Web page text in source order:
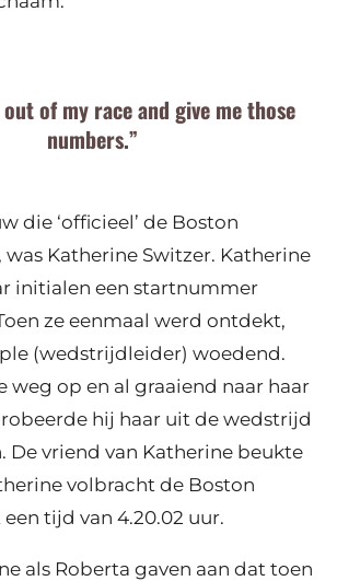
of my race and give me those
numbers.”
die ‘officieel’ de Boston
was Katherine Switzer. Katherine
initialen een startnummer
ze eenmaal werd ontdekt,
(wedstrijdleider) woedend.
weg op en al graaiend naar haar
hij haar uit de wedstrijd
De vriend van Katherine beukte
volbracht de Boston
tijd van 4.20.02 uur.
als Roberta gaven aan dat toen